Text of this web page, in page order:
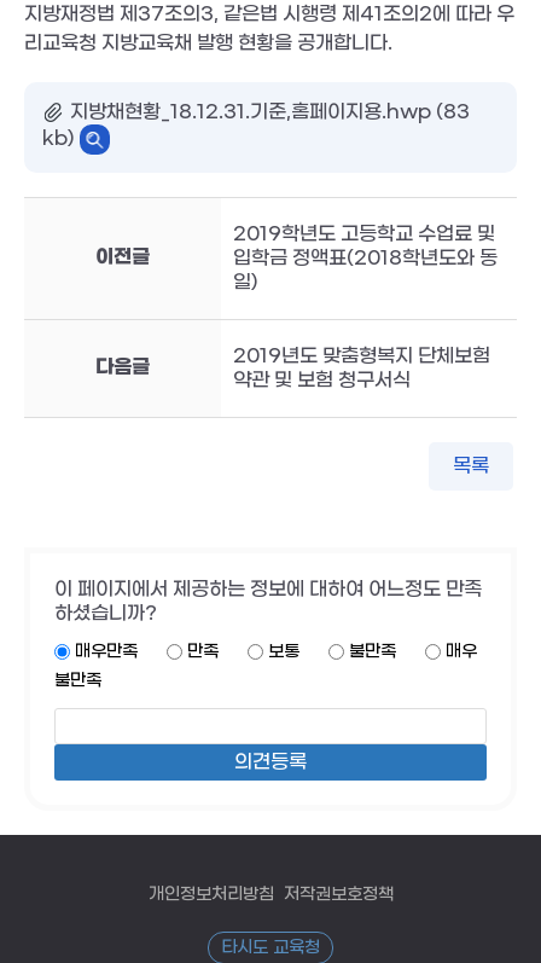
지방재정법 제37조의3, 같은법 시행령 제41조의2에 따라 우
리교육청 지방교육채 발행 현황을 공개합니다.
지방채현황_18.12.31.기준,홈페이지용.hwp (83
kb)
이전글
2019학년도 고등학교 수업료 및
입학금 정액표(2018학년도와 동
일)
다음글
2019년도 맞춤형복지 단체보험
약관 및 보험 청구서식
목록
이 페이지에서 제공하는 정보에 대하여 어느정도 만족
하셨습니까?
매우만족 만족 보통 불만족
매우
불만족
개인정보처리방침 저작권보호정책
타시도 교육청